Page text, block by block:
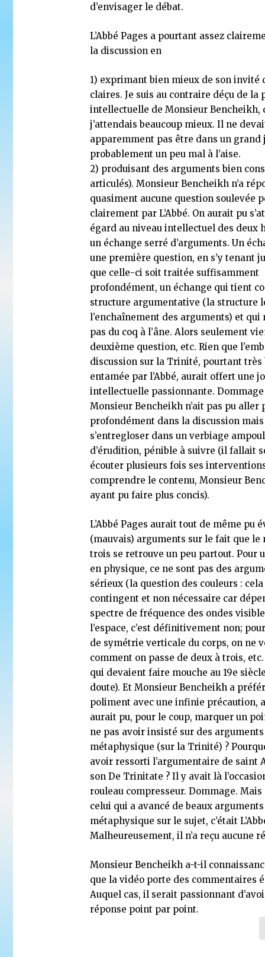
d’envisager le débat.
L’Abbé Pages a pourtant assez
la discussion en
1) exprimant bien mieux de son invité
claires. Je suis au contraire déçu de la
intellectuelle de Monsieur Bencheikh,
j’attendais beaucoup mieux. Il ne
apparemment pas être dans un grand
probablement un peu mal à l’aise.
2) produisant des arguments bien
articulés). Monsieur Bencheikh n’a
quasiment aucune question soulevée
clairement par L’Abbé. On aurait pu
égard au niveau intellectuel des deux
un échange serré d’arguments. Un
une première question, en s’y tenant
que celle-ci soit traitée suffisamment
profondément, un échange qui tient
structure argumentative (la structure
l’enchaînement des arguments) et qui
pas du coq à l’âne. Alors seulement
deuxième question, etc. Rien que
discussion sur la Trinité, pourtant très
entamée par l’Abbé, aurait offert une
intellectuelle passionnante.
Monsieur Bencheikh n’ait pas pu aller
profondément dans la discussion
s’entregloser dans un verbiage
d’érudition, pénible à suivre (il fallait
écouter plusieurs fois ses
comprendre le contenu, Monsieur
ayant pu faire plus concis).
L’Abbé Pages aurait tout de même pu
(mauvais) arguments sur le fait que le
trois se retrouve un peu partout. Pour
en physique, ce ne sont pas des
sérieux (la question des couleurs :
contingent et non nécessaire car
spectre de fréquence des ondes
l’espace, c’est définitivement non;
de symétrie verticale du corps, on ne
comment on passe de deux à trois,
qui devaient faire mouche au 19e
doute). Et Monsieur Bencheikh a
poliment avec une infinie précaution,
aurait pu, pour le coup, marquer un
ne pas avoir insisté sur des
métaphysique (sur la Trinité) ?
avoir ressorti l’argumentaire de saint
son De Trinitate ? Il y avait là
rouleau compresseur. Dommage.
celui qui a avancé de beaux
métaphysique sur le sujet, c’était
Malheureusement, il n’a reçu aucune
Monsieur Bencheikh a-t-il
que la vidéo porte des commentaires
Auquel cas, il serait passionnant
réponse point par point.